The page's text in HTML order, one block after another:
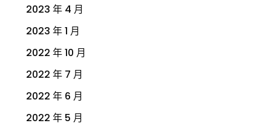
2023 年 4 月
2023 年 1 月
2022 年 10 月
2022 年 7 月
2022 年 6 月
2022 年 5 月